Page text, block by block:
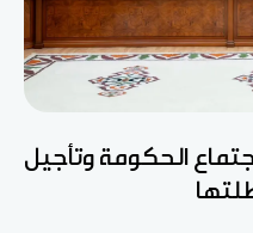
الحكومة وتأجيل